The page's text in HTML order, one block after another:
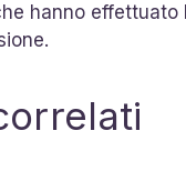
hanno